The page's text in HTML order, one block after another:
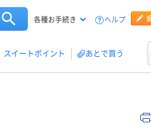
各種お手続き ヘルプ
スイートポイント あとで買う